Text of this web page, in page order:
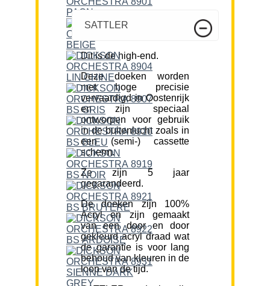
SATTLER
Dit is de high-end.
Deze doeken worden
met hoge precisie
vervaardigd in Oostenrijk
en zijn speciaal
ontworpen voor gebruik
in de buitenlucht zoals in
een (semi-) cassette
scherm.
Ze zijn 5 jaar
gegarandeerd.
De doeken zijn 100%
Acryl en zijn gemaakt
van een door en door
gekleurd acryl draad wat
de garantie is voor lang
behoud van kleuren in de
loop van de tijd.